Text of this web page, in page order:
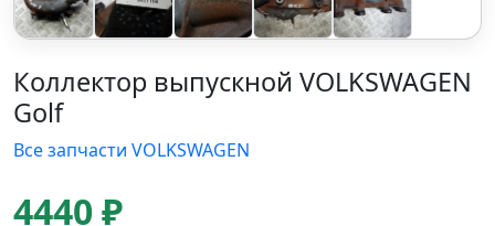
Коллектор выпускной VOLKSWAGEN
Golf
Все запчасти VOLKSWAGEN
4440 ₽